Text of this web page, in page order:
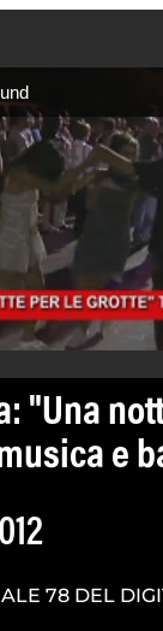
"Una
e
78 DEL